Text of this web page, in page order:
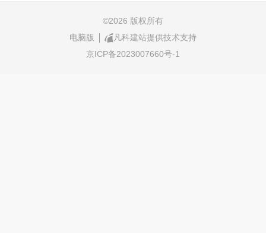
©2026 版权所有
电脑版
凡科建站提供技术支持
京ICP备2023007660号-1